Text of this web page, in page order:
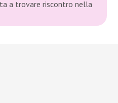
a trovare riscontro nella